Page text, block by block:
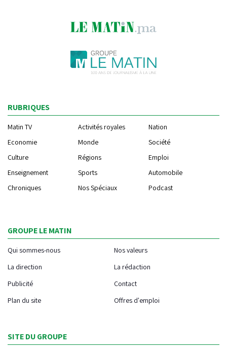
RUBRIQUES
Matin TV Activités royales
Nation
Economie
Monde
Société
Culture
Régions
Emploi
Enseignement
Sports
Automobile
Chroniques
Nos Spéciaux Podcast
GROUPE LE MATIN
Qui sommes-nous
Nos valeurs
La direction
La rédaction
Publicité
Contact
Plan du site
Offres d'emploi
SITE DU GROUPE